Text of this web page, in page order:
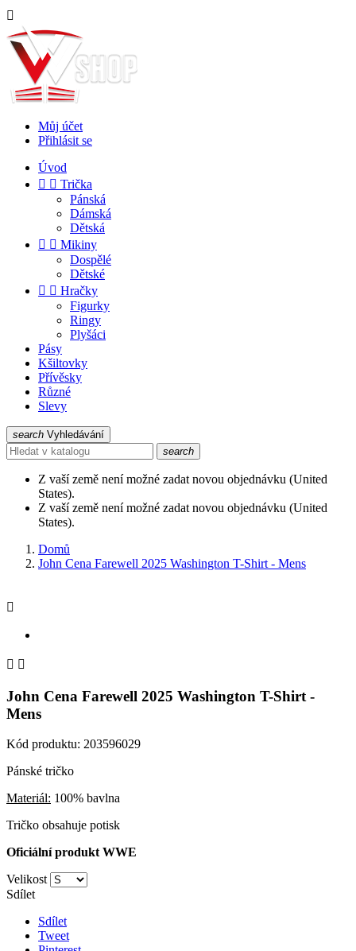

Můj účet
Přihlásit se
Úvod
  Trička
Pánská
Dámská
Dětská
  Mikiny
Dospělé
Dětské
  Hračky
Figurky
Ringy
Plyšáci
Pásy
Kšiltovky
Přívěsky
Různé
Slevy
search Vyhledávání
search
Z vaší země není možné zadat novou objednávku (United
States).
Z vaší země není možné zadat novou objednávku (United
States).
Domů
John Cena Farewell 2025 Washington T-Shirt - Mens

 
John Cena Farewell 2025 Washington T-Shirt -
Mens
Kód produktu: 203596029
Pánské tričko
Materiál: 100% bavlna
Tričko obsahuje potisk
Oficiální produkt WWE
Velikost
Sdílet
Sdílet
Tweet